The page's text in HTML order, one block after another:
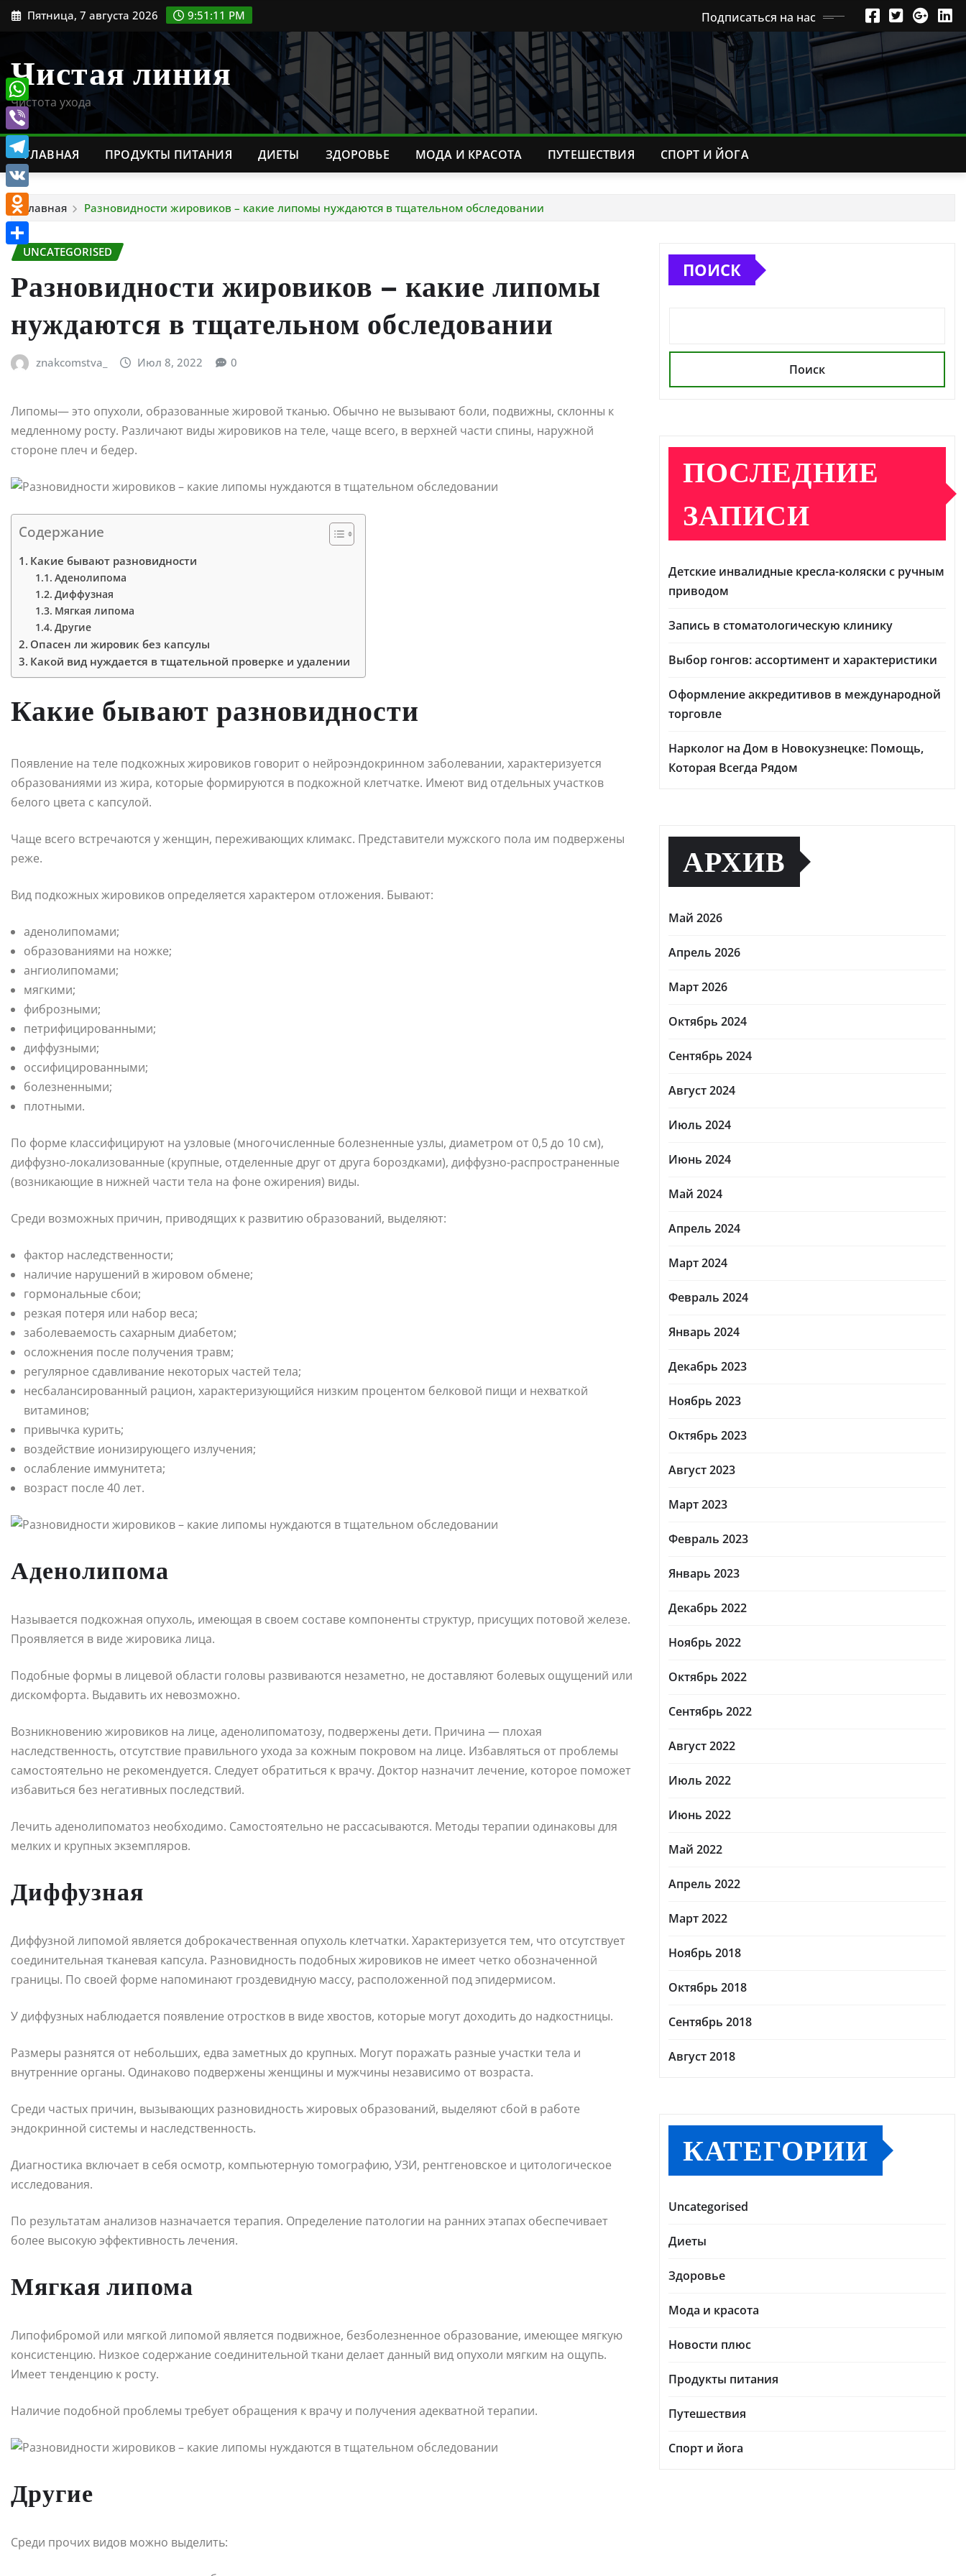
ПерейтиПятница, 7 августа 2026 9:51:12 PM Подписаться на нас
Чистая линия
Чистота ухода
ГЛАВНАЯ ПРОДУКТЫ ПИТАНИЯ ДИЕТЫ ЗДОРОВЬЕ МОДА И КРАСОТА ПУТЕШЕСТВИЯ СПОРТ И ЙОГА
Главная Разновидности жировиков – какие липомы нуждаются в тщательном обследовании
UNCATEGORISED
Разновидности жировиков – какие липомы
нуждаются в тщательном обследовании
znakcomstva_ Июл 8, 2022 0
Липомы— это опухоли, образованные жировой тканью. Обычно не вызывают боли, подвижны, склонны к
медленному росту. Различают виды жировиков на теле, чаще всего, в верхней части спины, наружной
стороне плеч и бедер.
Содержание
Какие бывают разновидности
Аденолипома
Диффузная
Мягкая липома
Другие
Опасен ли жировик без капсулы
Какой вид нуждается в тщательной проверке и удалении
Какие бывают разновидности
Появление на теле подкожных жировиков говорит о нейроэндокринном заболевании, характеризуется
образованиями из жира, которые формируются в подкожной клетчатке. Имеют вид отдельных участков
белого цвета с капсулой.
Чаще всего встречаются у женщин, переживающих климакс. Представители мужского пола им подвержены
реже.
Вид подкожных жировиков определяется характером отложения. Бывают:
аденолипомами;
образованиями на ножке;
ангиолипомами;
мягкими;
фиброзными;
петрифицированными;
диффузными;
оссифицированными;
болезненными;
плотными.
По форме классифицируют на узловые (многочисленные болезненные узлы, диаметром от 0,5 до 10 см),
диффузно-локализованные (крупные, отделенные друг от друга бороздками), диффузно-распространенные
(возникающие в нижней части тела на фоне ожирения) виды.
Среди возможных причин, приводящих к развитию образований, выделяют:
фактор наследственности;
наличие нарушений в жировом обмене;
гормональные сбои;
резкая потеря или набор веса;
заболеваемость сахарным диабетом;
осложнения после получения травм;
регулярное сдавливание некоторых частей тела;
несбалансированный рацион, характеризующийся низким процентом белковой пищи и нехваткой
витаминов;
привычка курить;
воздействие ионизирующего излучения;
ослабление иммунитета;
возраст после 40 лет.
Аденолипома
Называется подкожная опухоль, имеющая в своем составе компоненты структур, присущих потовой железе.
Проявляется в виде жировика лица.
Подобные формы в лицевой области головы развиваются незаметно, не доставляют болевых ощущений или
дискомфорта. Выдавить их невозможно.
Возникновению жировиков на лице, аденолипоматозу, подвержены дети. Причина — плохая
наследственность, отсутствие правильного ухода за кожным покровом на лице. Избавляться от проблемы
самостоятельно не рекомендуется. Следует обратиться к врачу. Доктор назначит лечение, которое поможет
избавиться без негативных последствий.
Лечить аденолипоматоз необходимо. Самостоятельно не рассасываются. Методы терапии одинаковы для
мелких и крупных экземпляров.
Диффузная
Диффузной липомой является доброкачественная опухоль клетчатки. Характеризуется тем, что отсутствует
соединительная тканевая капсула. Разновидность подобных жировиков не имеет четко обозначенной
границы. По своей форме напоминают гроздевидную массу, расположенной под эпидермисом.
У диффузных наблюдается появление отростков в виде хвостов, которые могут доходить до надкостницы.
Размеры разнятся от небольших, едва заметных до крупных. Могут поражать разные участки тела и
внутренние органы. Одинаково подвержены женщины и мужчины независимо от возраста.
Среди частых причин, вызывающих разновидность жировых образований, выделяют сбой в работе
эндокринной системы и наследственность.
Диагностика включает в себя осмотр, компьютерную томографию, УЗИ, рентгеновское и цитологическое
исследования.
По результатам анализов назначается терапия. Определение патологии на ранних этапах обеспечивает
более высокую эффективность лечения.
Мягкая липома
Липофибромой или мягкой липомой является подвижное, безболезненное образование, имеющее мягкую
консистенцию. Низкое содержание соединительной ткани делает данный вид опухоли мягким на ощупь.
Имеет тенденцию к росту.
Наличие подобной проблемы требует обращения к врачу и получения адекватной терапии.
Другие
Среди прочих видов можно выделить:
ПОИСК
Поиск
ПОСЛЕДНИЕ
ЗАПИСИ
Детские инвалидные кресла-коляски с ручным
приводом
Запись в стоматологическую клинику
Выбор гонгов: ассортимент и характеристики
Оформление аккредитивов в международной
торговле
Нарколог на Дом в Новокузнецке: Помощь,
Которая Всегда Рядом
АРХИВ
Май 2026
Апрель 2026
Март 2026
Октябрь 2024
Сентябрь 2024
Август 2024
Июль 2024
Июнь 2024
Май 2024
Апрель 2024
Март 2024
Февраль 2024
Январь 2024
Декабрь 2023
Ноябрь 2023
Октябрь 2023
Август 2023
Март 2023
Февраль 2023
Январь 2023
Декабрь 2022
Ноябрь 2022
Октябрь 2022
Сентябрь 2022
Август 2022
Июль 2022
Июнь 2022
Май 2022
Апрель 2022
Март 2022
Ноябрь 2018
Октябрь 2018
Сентябрь 2018
Август 2018
КАТЕГОРИИ
Uncategorised
Диеты
Здоровье
Мода и красота
Новости плюс
Продукты питания
Путешествия
Спорт и йога
WhatsApp
Viber
Telegram
VK
Odnoklassniki
Отправить